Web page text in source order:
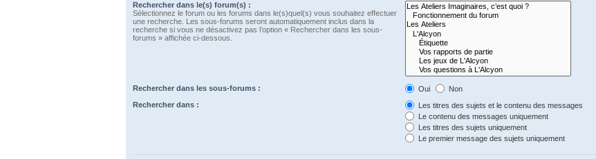
Rechercher dans le(s) forum(s) :
Sélectionnez le forum ou les forums dans le(s)quel(s) vous souhaitez effectuer
une recherche. Les sous-forums seront automatiquement inclus dans la
recherche si vous ne désactivez pas l’option « Rechercher dans les sous-
forums » affichée ci-dessous.
Rechercher dans les sous-forums : Oui
Non
Rechercher dans :
Les titres des sujets et le contenu des messages
Le contenu des messages uniquement
Les titres des sujets uniquement
Le premier message des sujets uniquement